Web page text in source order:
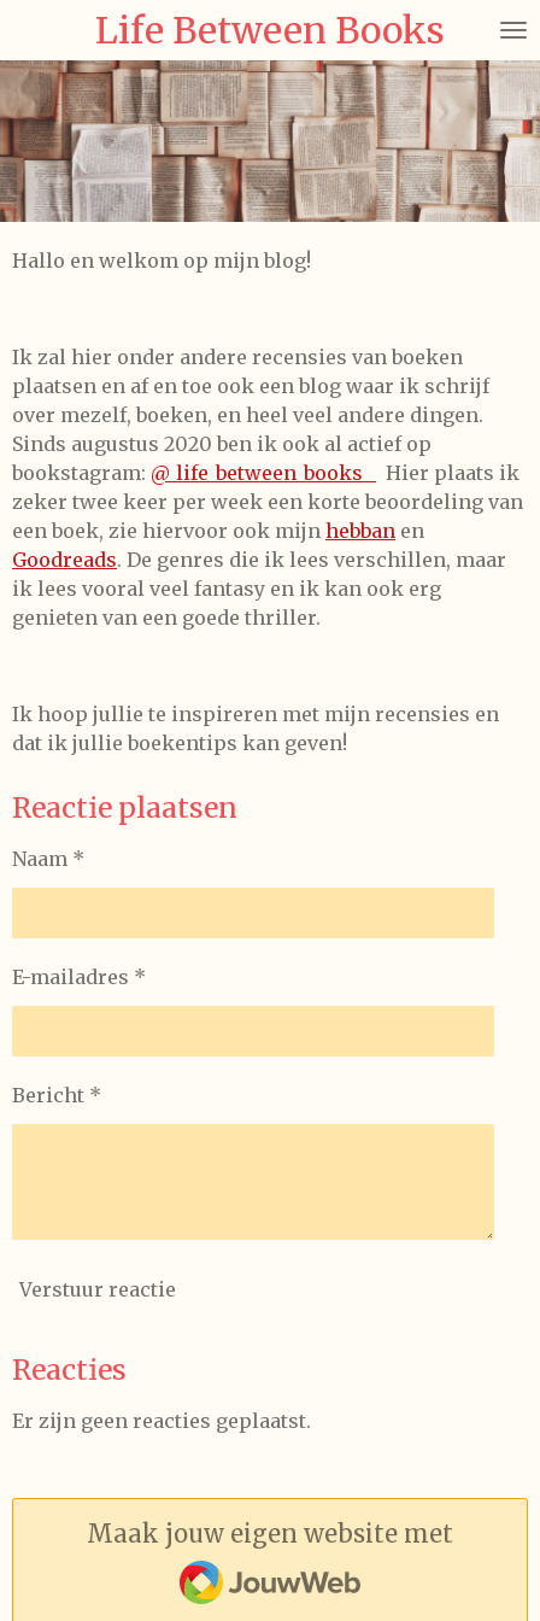
naar
de
hoofdinhoud
Life Between Books
Hallo en welkom op mijn blog!
Ik zal hier onder andere recensies van boeken
plaatsen en af en toe ook een blog waar ik schrijf
over mezelf, boeken, en heel veel andere dingen.
Sinds augustus 2020 ben ik ook al actief op
bookstagram: @_life_between_books_
Hier plaats ik
zeker twee keer per week een korte beoordeling van
een boek, zie hiervoor ook mijn hebban en
Goodreads. De genres die ik lees verschillen, maar
ik lees vooral veel fantasy en ik kan ook erg
genieten van een goede thriller.
Ik hoop jullie te inspireren met mijn recensies en
dat ik jullie boekentips kan geven!
Reactie plaatsen
Naam *
E-mailadres *
Bericht *
Verstuur reactie
Reacties
Er zijn geen reacties geplaatst.
Maak jouw eigen website met
JouwWeb